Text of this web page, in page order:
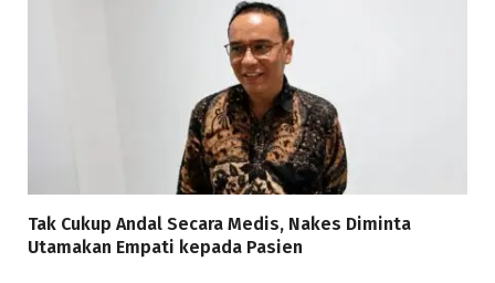
Tak Cukup Andal Secara Medis, Nakes Diminta
Utamakan Empati kepada Pasien